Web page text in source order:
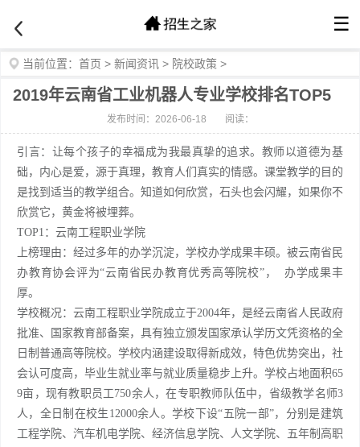
☰
当前位置： 首页 > 新闻资讯 > 院校政策 >
2019年云南省工业机器人专业学校排名TOP5
发布时间：2026-06-18 阅读：
引言： 让每个孩子的幸福成为我最真挚的追求。教师以道德为基
础，内心是爱，源于真理，教育人们真实的情感。课堂教学的目的
是找到适当的教学组合。知道如何欣赏，石头也会闪耀，如果你不
欣赏它，黄金将被埋葬。
TOP1：云南工程职业学院
上榜理由：经过多年的办学沉淀，学校办学成果丰硕。被云南省民
办教育协会评为“云南省民办教育优秀高等院校”， 办学成果丰
厚。
学校概况：云南工程职业学院成立于2004年，是经云南省人民政府
批准、国家教育部备案，具有独立颁发国家承认学历文凭资格的全
日制普通高等院校。学校内涵建设取得新成效，特色优势突出，社
会认可度高，毕业生就业率与就业质量稳步上升。学校占地面积65
9亩，现有教职员工750余人，在专职教师队伍中，省级教学名师3
人，全日制在校生12000余人。学校下设“五院一部”，分别是建筑
工程学院、汽车机电学院、经济信息学院、人文学院、五年制高职